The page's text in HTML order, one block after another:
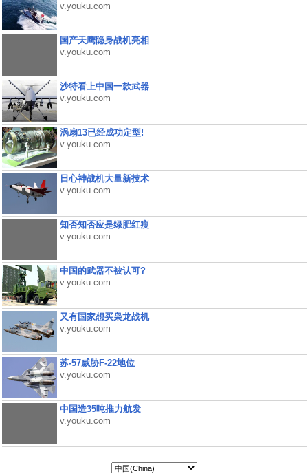
v.youku.com
国产天鹰隐身战机亮相
v.youku.com
沙特看上中国一款武器
v.youku.com
涡扇13已经成功定型!
v.youku.com
日心神战机大量新技术
v.youku.com
知否知否应是绿肥红瘦
v.youku.com
中国的武器不被认可?
v.youku.com
又有国家想买枭龙战机
v.youku.com
苏-57威胁F-22地位
v.youku.com
中国造35吨推力航发
v.youku.com